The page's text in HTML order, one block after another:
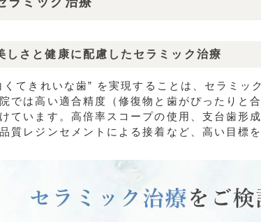
しさと健康に配慮したセラミック治療
くてきれいな歯” を実現することは、セラミッ
では高い適合精度（修復物と歯がぴったりと
ています。高倍率スコープの使用、支台歯形
質レジンセメントによる接着など、高い目標